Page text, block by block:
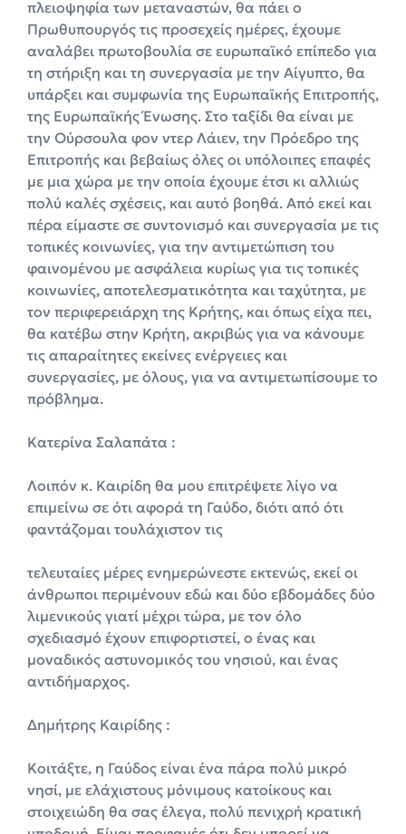
πλειοψηφία των μεταναστών, θα πάει ο
Πρωθυπουργός τις προσεχείς ημέρες, έχουμε
αναλάβει πρωτοβουλία σε ευρωπαϊκό επίπεδο για
τη στήριξη και τη συνεργασία με την Αίγυπτο, θα
υπάρξει και συμφωνία της Ευρωπαϊκής Επιτροπής,
της Ευρωπαϊκής Ένωσης. Στο ταξίδι θα είναι με
την Ούρσουλα φον ντερ Λάιεν, την Πρόεδρο της
Επιτροπής και βεβαίως όλες οι υπόλοιπες επαφές
με μια χώρα με την οποία έχουμε έτσι κι αλλιώς
πολύ καλές σχέσεις, και αυτό βοηθά. Από εκεί και
πέρα είμαστε σε συντονισμό και συνεργασία με τις
τοπικές κοινωνίες, για την αντιμετώπιση του
φαινομένου με ασφάλεια κυρίως για τις τοπικές
κοινωνίες, αποτελεσματικότητα και ταχύτητα, με
τον περιφερειάρχη της Κρήτης, και όπως είχα πει,
θα κατέβω στην Κρήτη, ακριβώς για να κάνουμε
τις απαραίτητες εκείνες ενέργειες και
συνεργασίες, με όλους, για να αντιμετωπίσουμε το
πρόβλημα.
Κατερίνα Σαλαπάτα :
Λοιπόν κ. Καιρίδη θα μου επιτρέψετε λίγο να
επιμείνω σε ότι αφορά τη Γαύδο, διότι από ότι
φαντάζομαι τουλάχιστον τις
τελευταίες μέρες ενημερώνεστε εκτενώς, εκεί οι
άνθρωποι περιμένουν εδώ και δύο εβδομάδες δύο
λιμενικούς γιατί μέχρι τώρα, με τον όλο
σχεδιασμό έχουν επιφορτιστεί, ο ένας και
μοναδικός αστυνομικός του νησιού, και ένας
αντιδήμαρχος.
Δημήτρης Καιρίδης :
Κοιτάξτε, η Γαύδος είναι ένα πάρα πολύ μικρό
νησί, με ελάχιστους μόνιμους κατοίκους και
στοιχειώδη θα σας έλεγα, πολύ πενιχρή κρατική